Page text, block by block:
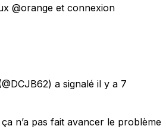
@orange et connexion
a signalé il y a 7
n’a pas fait avancer le problème